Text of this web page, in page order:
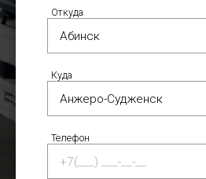
Откуда
Куда
Телефон